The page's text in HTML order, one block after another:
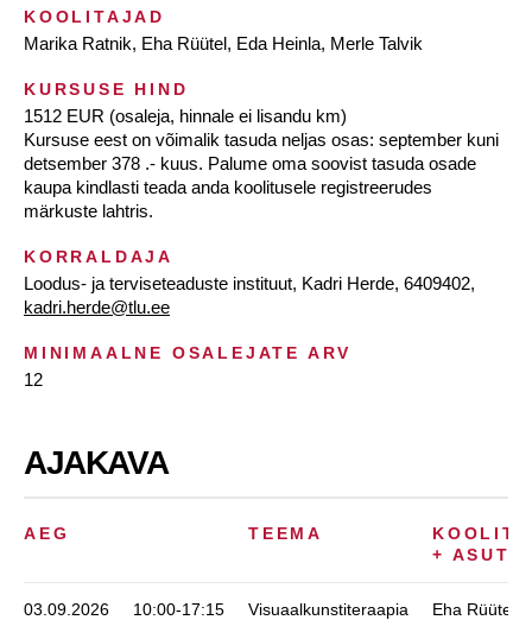
KOOLITAJAD
Marika Ratnik, Eha Rüütel, Eda Heinla, Merle Talvik
KURSUSE HIND
1512 EUR (osaleja, hinnale ei lisandu km)
Kursuse eest on võimalik tasuda neljas osas: september kuni
detsember 378 .- kuus. Palume oma soovist tasuda osade
kaupa kindlasti teada anda koolitusele registreerudes
märkuste lahtris.
KORRALDAJA
Loodus- ja terviseteaduste instituut, Kadri Herde, 6409402,
kadri.herde@tlu.ee
MINIMAALNE OSALEJATE ARV
12
AJAKAVA
AEG TEEMA
+
03.09.2026 10:00-17:15
Visuaalkunstiteraapia
Eha Rüütel